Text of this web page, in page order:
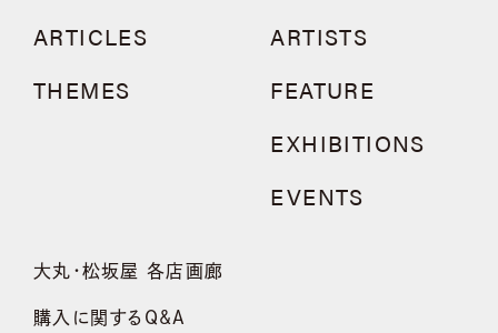
ARTICLES
THEMES
ARTISTS
FEATURE
EXHIBITIONS
EVENTS
大丸・松坂屋 各店画廊
購入に関するQ&A